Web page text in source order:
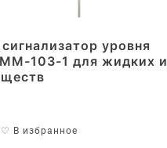
уровня
103-1 для жидких и
♡ В избранное